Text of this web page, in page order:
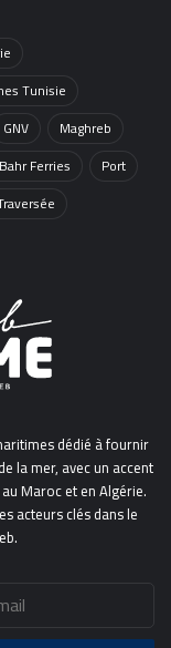
Tunisie
GNV
Maghreb
Ferries
Port
dédié à fournir
la mer, avec un accent
Maroc et en Algérie.
acteurs clés dans le